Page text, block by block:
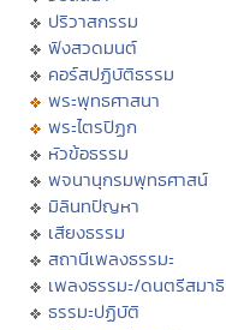
ปริวาสกรรม
ฟังสวดมนต์
คอร์สปฏิบัติธรรม
พระพุทธศาสนา
พระไตรปิฏก
หัวข้อธรรม
พจนานุกรมพุทธศาสน์
มิลินทปัญหา
เสียงธรรม
สถานีเพลงธรรมะ
เพลงธรรมะ/ดนตรีสมาธิ
ธรรมะปฏิบัติ